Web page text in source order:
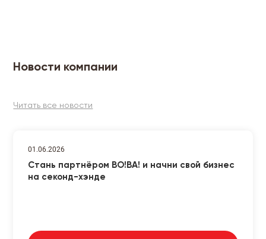
Новости компании
Читать все новости
01.06.2026
Стань партнёром ВО!ВА! и начни свой бизнес
на секонд-хэнде